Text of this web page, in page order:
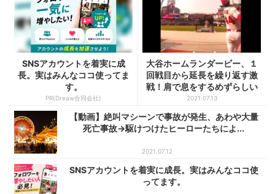
SNSアカウントを着実に成
長。実はみんなココ使ってま
す。
PR(Dreaw合同会社)
大谷ホームランダービー、１
回戦目から延長を繰り返す激
戦！肩で息をするめずらしい
大...
2021.07.13
【動画】絶叫マシーンで事故が発生、あわや大量
死亡事故→駆けつけたヒーローたちによ...
2021.07.12
SNSアカウントを着実に成長。実はみんなココ使
ってます。